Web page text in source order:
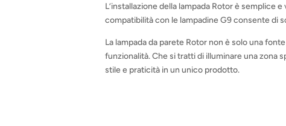
L’installazione della lampada Rotor è
compatibilità con le lampadine G9 consente di
La lampada da parete Rotor non è solo una
funzionalità. Che si tratti di illuminare una zona
stile e praticità in un unico prodotto.